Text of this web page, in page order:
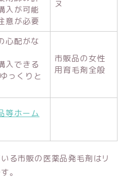
入が可能
意が必要
ヌ
心配がな
入できる
っくりと
市販品の女性
用育毛剤全般
等ホーム
る市販の医薬品発毛剤はリ
。